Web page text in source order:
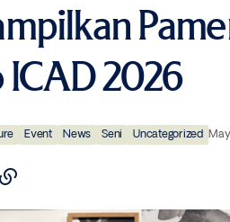
ICAD 2026
Event News Seni Uncategorized